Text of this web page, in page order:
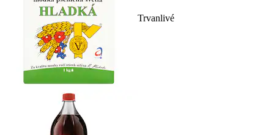
Trvanlivé